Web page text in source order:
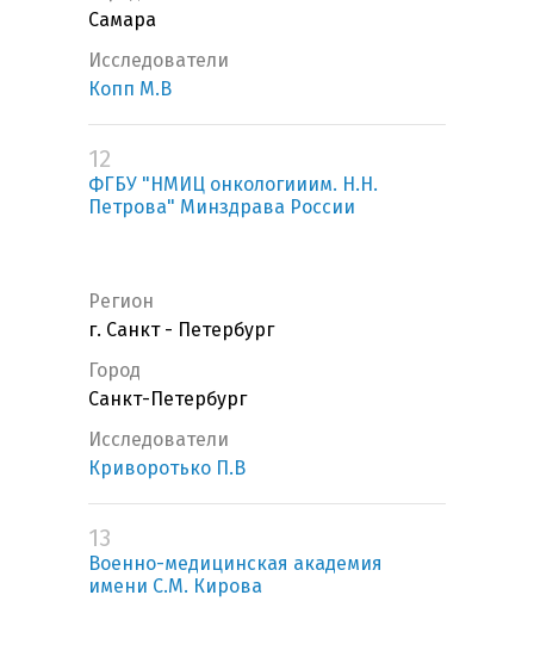
Самара
Исследователи
Копп М.В
12
ФГБУ "НМИЦ онкологииим. Н.Н.
Петрова" Минздрава России
Регион
г. Санкт - Петербург
Город
Санкт-Петербург
Исследователи
Криворотько П.В
13
Военно-медицинская академия
имени С.М. Кирова